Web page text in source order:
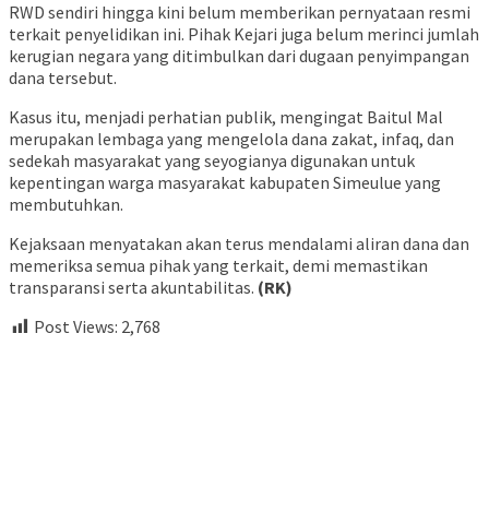
RWD sendiri hingga kini belum memberikan pernyataan resmi
terkait penyelidikan ini. Pihak Kejari juga belum merinci jumlah
kerugian negara yang ditimbulkan dari dugaan penyimpangan
dana tersebut.
Kasus itu, menjadi perhatian publik, mengingat Baitul Mal
merupakan lembaga yang mengelola dana zakat, infaq, dan
sedekah masyarakat yang seyogianya digunakan untuk
kepentingan warga masyarakat kabupaten Simeulue yang
membutuhkan.
Kejaksaan menyatakan akan terus mendalami aliran dana dan
memeriksa semua pihak yang terkait, demi memastikan
transparansi serta akuntabilitas. (RK)
Post Views: 2,768